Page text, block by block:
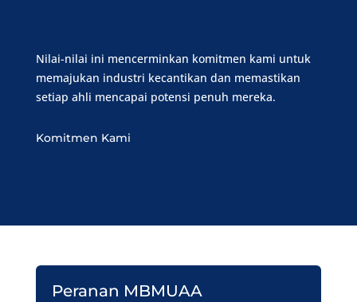
Nilai-nilai ini mencerminkan komitmen kami untuk
memajukan industri kecantikan dan memastikan
setiap ahli mencapai potensi penuh mereka.
Komitmen Kami
Peranan MBMUAA